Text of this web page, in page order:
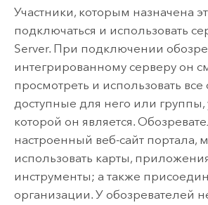
Участники, которым назначена
подключаться и использовать
Server. При подключении
интегрированному серверу он
просмотреть и использовать все
доступные для него или группы,
которой он является.
настроенный веб-сайт портала,
использовать карты,
инструменты; а также
организации. У обозревателей